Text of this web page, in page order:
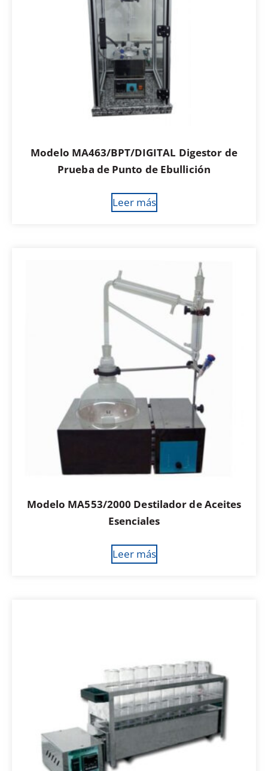
Modelo MA463/BPT/DIGITAL Digestor de
Prueba de Punto de Ebullición
Leer más
Modelo MA553/2000 Destilador de Aceites
Esenciales
Leer más